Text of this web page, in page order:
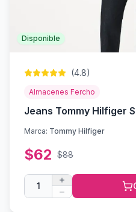
Disponible
(4.8)
Almacenes Fercho
Jeans Tommy Hilfiger
Marca: Tommy Hilfiger
$62 $88
1